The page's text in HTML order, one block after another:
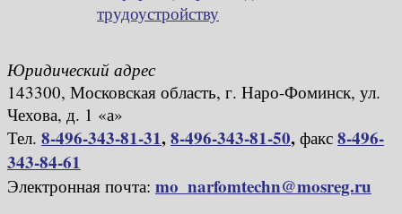
трудоустройству
Юридический адрес
143300, Московская область, г. Наро-Фоминск, ул.
Чехова, д. 1 «а»
Тел. 8-496-343-81-31,8-496-343-81-50, факс 8-496-
343-84-61
Электронная почта: mo_narfomtechn@mosreg.ru